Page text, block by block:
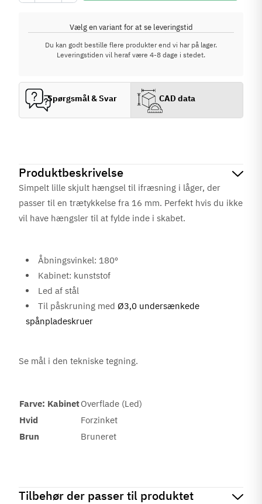
Produktbeskrivelse
Simpelt lille skjult hængsel til ifræsning i låger, der
passer til en trætykkelse fra 16 mm. Perfekt hvis du ikke
vil have hængsler til at fylde inde i skabet.
Åbningsvinkel: 180º
Kabinet: kunststof
Led af stål
Til påskruning medØ3,0 undersænkede
spånpladeskruer
Se mål i den tekniske tegning.
Farve: KabinetOverflade (Led)
Hvid
Forzinket
Brun
Bruneret
Tilbehør der passer til produktet
Vælg en variant for at se leveringstid
Du kan godt bestille flere produkter end vi har på lager.
Leveringstiden vil heraf være 4-8 dage i stedet.
Spørgsmål & Svar CAD data